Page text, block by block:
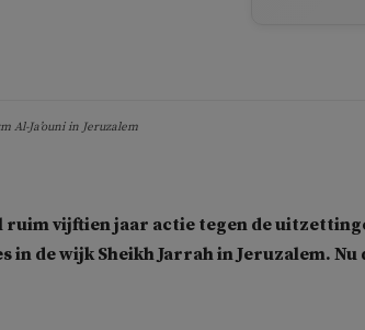
Al-Ja’ouni in Jeruzalem
ruim vijftien jaar actie tegen de
in de wijk Sheikh Jarrah in Jeruzalem.